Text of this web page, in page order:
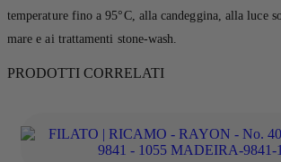
temperature fino a 95°C, alla candeggina, alla luce
mare e ai trattamenti stone-wash.
PRODOTTI CORRELATI